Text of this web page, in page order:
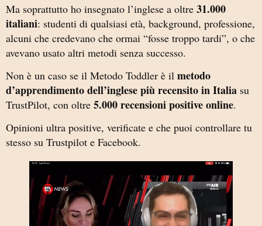
Ma soprattutto ho insegnato l’inglese a oltre 31.000
italiani: studenti di qualsiasi età, background, professione,
alcuni che credevano che ormai “fosse troppo tardi”, o che
avevano usato altri metodi senza successo.
Non è un caso se il Metodo Toddler è il metodo
d’apprendimento dell’inglese più recensito in Italia su
TrustPilot, con oltre 5.000 recensioni positive online.
Opinioni ultra positive, verificate e che puoi controllare tu
stesso su Trustpilot e Facebook.